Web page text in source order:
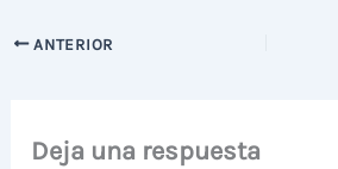
ANTERIOR
Deja una respuesta